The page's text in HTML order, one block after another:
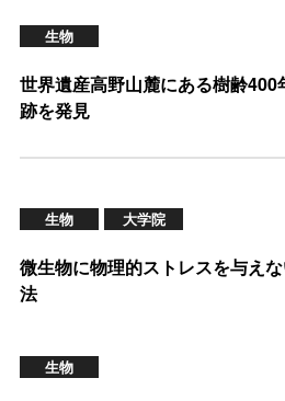
生物
世界遺産高野山麓にある樹齢
跡を発見
生物 大学院
微生物に物理的ストレスを与え
法
生物